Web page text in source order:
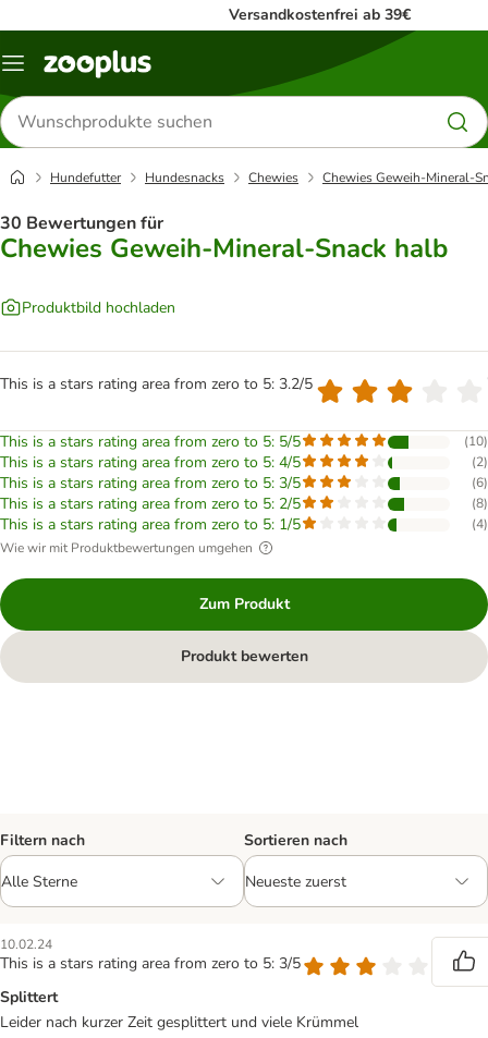
Versandkostenfrei ab 39€
Menü
Produkte
suchen
Hundefutter Hundesnacks Chewies Chewies Geweih-Mineral-
30 Bewertungen für
Chewies Geweih-Mineral-Snack halb
Produktbild hochladen
This is a stars rating area from zero to 5: 3.2/5
This is a stars rating area from zero to 5: 5/5 (10)
This is a stars rating area from zero to 5: 4/5 (2)
This is a stars rating area from zero to 5: 3/5 (6)
This is a stars rating area from zero to 5: 2/5 (8)
This is a stars rating area from zero to 5: 1/5 (4)
Wie wir mit Produktbewertungen umgehen
Zum Produkt
Produkt bewerten
Filtern nach Sortieren nach
10.02.24
This is a stars rating area from zero to 5: 3/5
Splittert
Leider nach kurzer Zeit gesplittert und viele Krümmel